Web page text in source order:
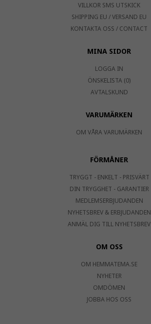
VILLKOR SMS UTSKICK
SHIPPING EU / VERSAND EU
KONTAKTA OSS / CONTACT
MINA SIDOR
LOGGA IN
ÖNSKELISTA (0)
AVTALSKUND
VARUMÄRKEN
OM VÅRA VARUMÄRKEN
FÖRMÅNER
TRYGGT - ENKELT - PRISVÄRT
DIN TRYGGHET - GARANTIER
MEDLEMSERBJUDANDEN
NYHETSBREV & ERBJUDANDEN
ANMÄL DIG TILL NYHETSBREV
OM OSS
OM HEMMATEMA.SE
NYHETER
OMDÖMEN
JOBBA HOS OSS